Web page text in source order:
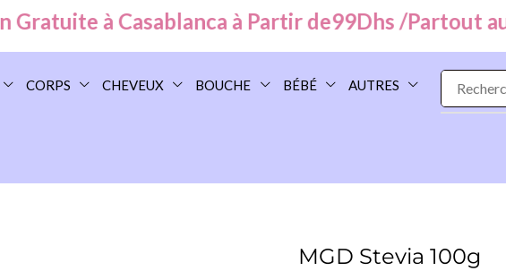
à Casablanca à Partir de99Dhs /Partout au
CORPS CHEVEUX BOUCHE BÉBÉ AUTRES
MGD Stevia 100g